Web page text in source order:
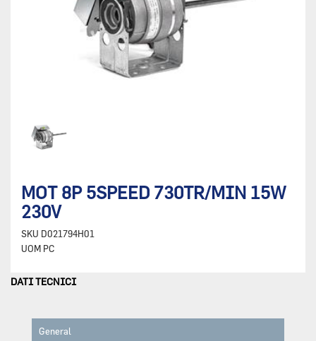
MOT 8P 5SPEED 730TR/MIN 15W
230V
SKU D021794H01
UOM PC
DATI TECNICI
General